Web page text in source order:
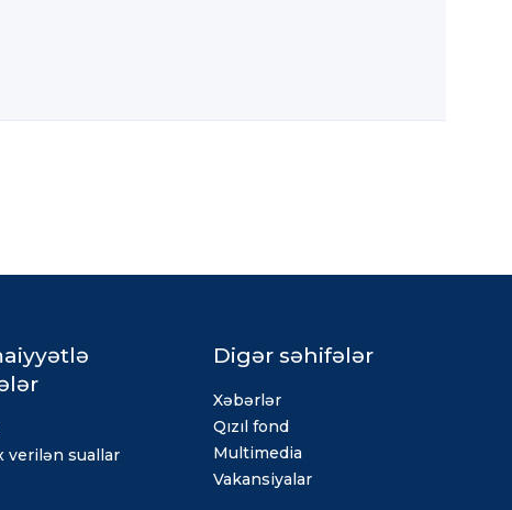
verilən suallar
Digər səhifələr
Xəbərlər
Qızıl fond
Multimedia
Vakansiyalar